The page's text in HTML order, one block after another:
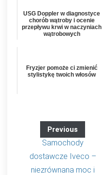
USG Doppler w diagnostyce
chorób wątroby i ocenie
przepływu krwi w naczyniach
wątrobowych
Fryzjer pomoże ci zmienić
stylistykę twoich włosów
Previous
Samochody
dostawcze Iveco –
niezrównana moc i